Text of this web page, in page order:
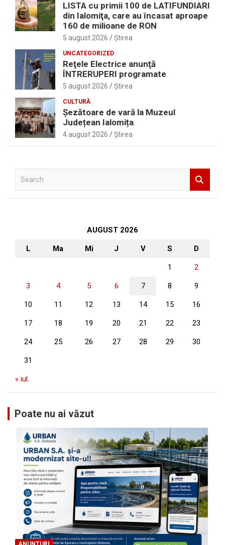
LISTA cu primii 100 de LATIFUNDIARI
din Ialomiţa, care au încasat aproape
160 de milioane de RON
5 august 2026 Ştirea
UNCATEGORIZED
Reţele Electrice anunţă
ÎNTRERUPERI programate
5 august 2026 Ştirea
CULTURĂ
Șezătoare de vară la Muzeul
Județean Ialomița
4 august 2026 Ştirea
AUGUST 2026
L Ma Mi J V S D
1 2
3 4 5 6 7 8 9
10 11 12 13 14 15 16
17 18 19 20 21 22 23
24 25 26 27 28 29 30
31
« iul.
Poate nu ai văzut